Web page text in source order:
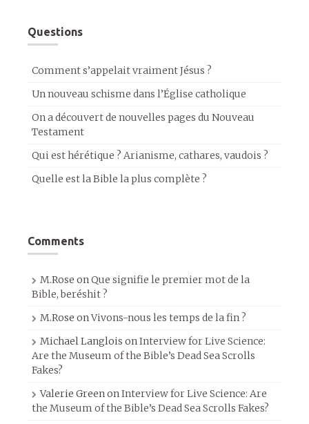
Questions
Comment s’appelait vraiment Jésus ?
Un nouveau schisme dans l’Église catholique
On a découvert de nouvelles pages du Nouveau
Testament
Qui est hérétique ? Arianisme, cathares, vaudois ?
Quelle est la Bible la plus complète ?
Comments
M.Rose onQue signifie le premier mot de la
Bible, beréshit ?
M.Rose onVivons-nous les temps de la fin ?
Michael Langlois onInterview for Live Science:
Are the Museum of the Bible’s Dead Sea Scrolls
Fakes?
Valerie GreenonInterview for Live Science: Are
the Museum of the Bible’s Dead Sea Scrolls Fakes?